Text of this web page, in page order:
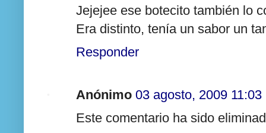
Jejejee ese botecito también lo
Era distinto, tenía un sabor un
Responder
Anónimo 03 agosto, 2009 11:03
Este comentario ha sido